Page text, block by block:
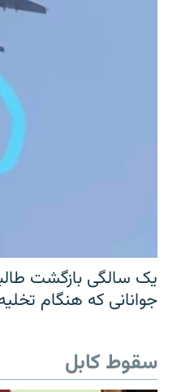
یک سالگی بازگشت
جوانانی که هنگام
سقوط کابل